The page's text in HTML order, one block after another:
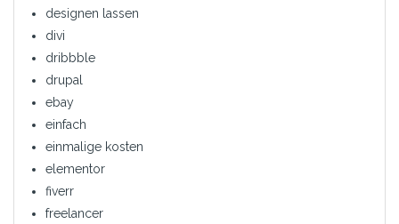
designen lassen
divi
dribbble
drupal
ebay
einfach
einmalige kosten
elementor
fiverr
freelancer